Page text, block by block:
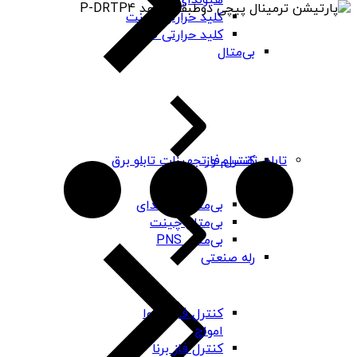
کلید حرارتی چینت
کلید حرارتی PNS
بی‌متال
بی‌متال هیوندای
بی‌متال چینت
بی‌متال PNS
رله صنعتی
کنترل فاز
کنترل فاز شیوا
امواج
کنترل فاز برنا
تابلو، تقسیم و تجهیزات تابلو برق